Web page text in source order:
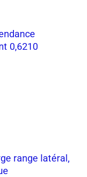
0,6210
range latéral,